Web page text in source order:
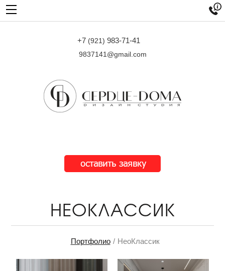
+7 (921) 983-71-41
9837141@gmail.com

НЕОКЛАССИК
Портфолио НеоКлассик